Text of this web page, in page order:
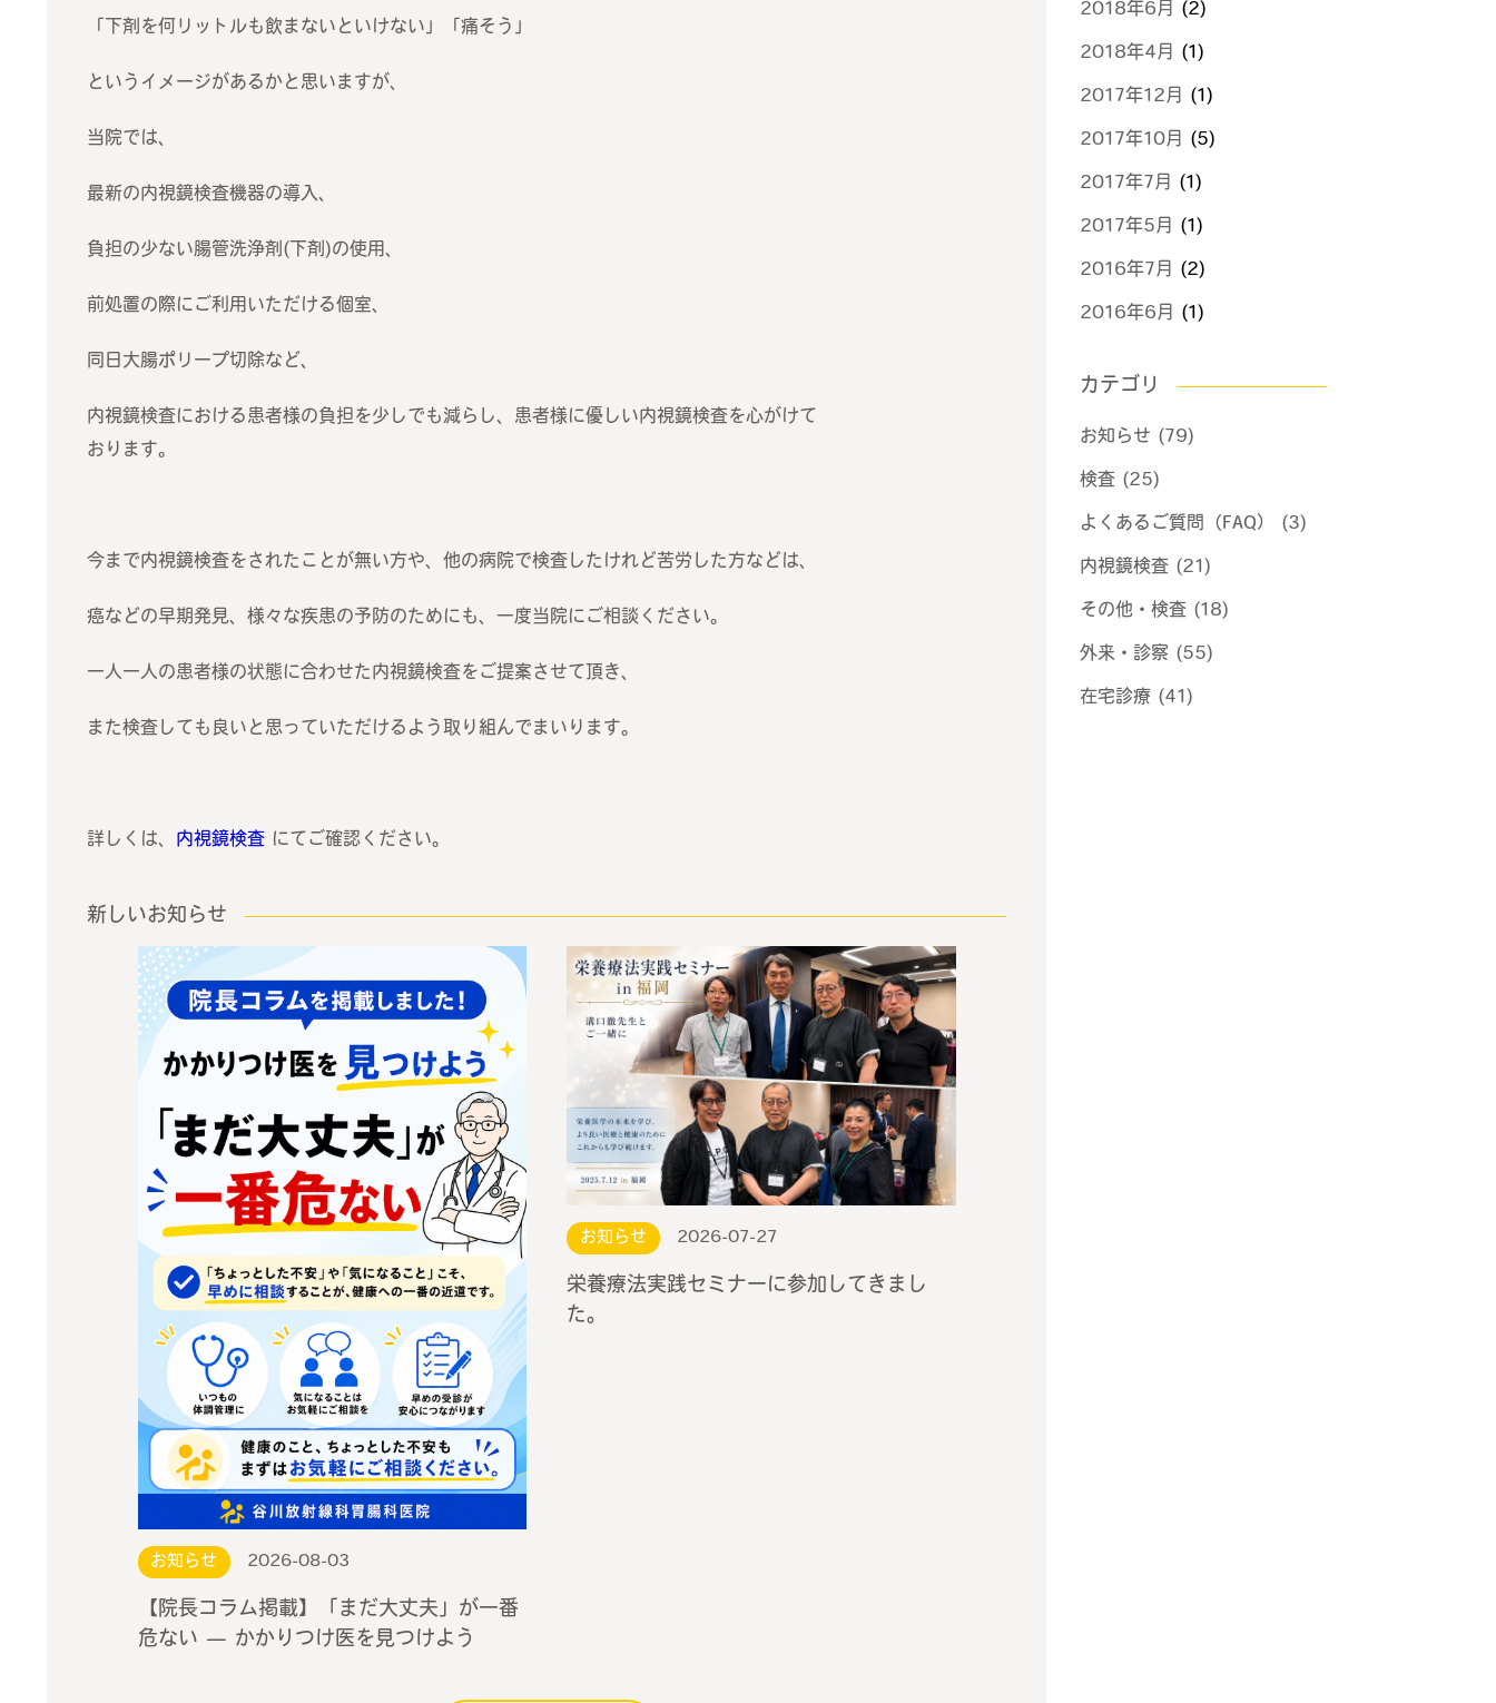
「下剤を何リットルも飲まないといけない」「痛そう」
というイメージがあるかと思いますが、
当院では、
最新の内視鏡検査機器の導入、
負担の少ない腸管洗浄剤(下剤)の使用、
前処置の際にご利用いただける個室、
同日大腸ポリープ切除など、
内視鏡検査における患者様の負担を少しでも減らし、患者様に優しい内視鏡検査を心がけて
おります。
今まで内視鏡検査をされたことが無い方や、他の病院で検査したけれど苦労した方などは、
癌などの早期発見、様々な疾患の予防のためにも、一度当院にご相談ください。
一人一人の患者様の状態に合わせた内視鏡検査をご提案させて頂き、
また検査しても良いと思っていただけるよう取り組んでまいります。
詳しくは、 内視鏡検査 にてご確認ください。
新しいお知らせ
お知らせ 2026-08-03
【院長コラム掲載】「まだ大丈夫」が一番
危ない — かかりつけ医を見つけよう
お知らせ 2026-07-27
栄養療法実践セミナーに参加してきまし
た。
2018年6月 (2)
2018年4月 (1)
2017年12月 (1)
2017年10月 (5)
2017年7月 (1)
2017年5月 (1)
2016年7月 (2)
2016年6月 (1)
カテゴリ
お知らせ (79)
検査 (25)
よくあるご質問（FAQ） (3)
内視鏡検査 (21)
その他・検査 (18)
外来・診察 (55)
在宅診療 (41)